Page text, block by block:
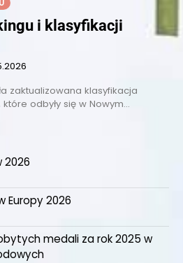
i klasyfikacji
zaktualizowana klasyfikacja
odbyły się w Nowym…
2026
Europy 2026
medali za rok 2025 w